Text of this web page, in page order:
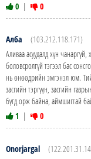
0 | 0
Алба (103.212.118.171)
Аливаа асуудалд хүн
боловсролгүй тэгээл бас
нь өнөөдрийн эмгэнэл юм.
засгийн тэргүүн, засгийн
бүгд орж байна, аймшигтай
1 | 0
Onorjargal